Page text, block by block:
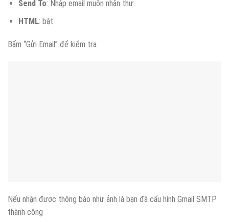
Send To: Nhập email muốn nhận thư.
HTML: bật
Bấm “Gửi Email” để kiểm tra
Nếu nhận được thông báo như ảnh là bạn đã cấu hình Gmail SMTP
thành công